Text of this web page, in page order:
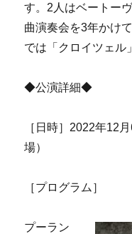
す。2人はベートー
曲演奏会を3年かけ
では「クロイツェル
◆公演詳細◆
［日時］2022年12
場）
［プログラム］
プーラン